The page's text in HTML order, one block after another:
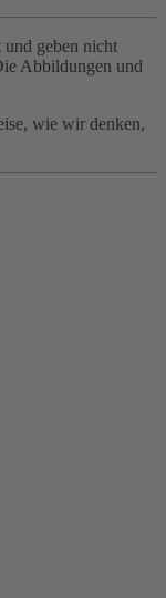
geben nicht
Abbildungen und
wie wir denken,